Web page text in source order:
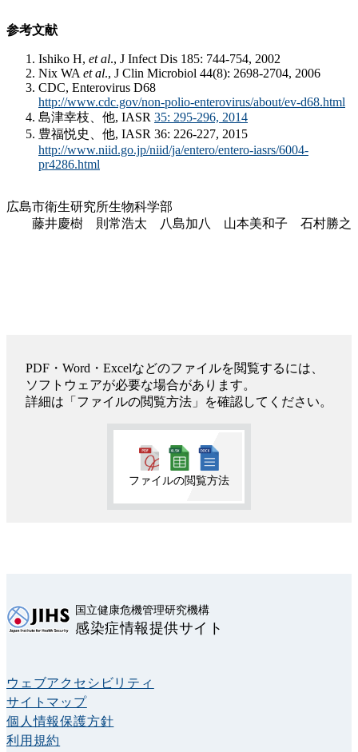
参考文献
Ishiko H, et al., J Infect Dis 185: 744-754, 2002
Nix WA et al., J Clin Microbiol 44(8): 2698-2704, 2006
CDC, Enterovirus D68
http://www.cdc.gov/non-polio-enterovirus/about/ev-d68.html
島津幸枝、他, IASR 35: 295-296, 2014
豊福悦史、他, IASR 36: 226-227, 2015
http://www.niid.go.jp/niid/ja/entero/entero-iasrs/6004-
pr4286.html
広島市衛生研究所生物科学部
藤井慶樹 則常浩太 八島加八 山本美和子 石村勝之
PDF・Word・Excelなどのファイルを閲覧するには、
ソフトウェアが必要な場合があります。
詳細は「ファイルの閲覧方法」を確認してください。
ファイルの閲覧方法
国立健康危機管理研究機構
感染症情報提供サイト
ウェブアクセシビリティ
サイトマップ
個人情報保護方針
利用規約